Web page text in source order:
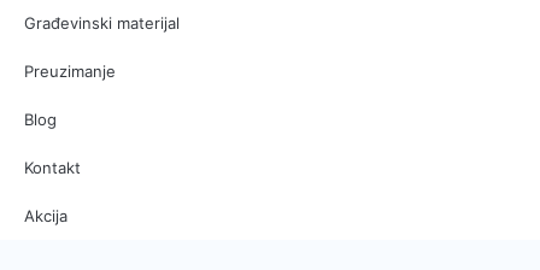
Građevinski materijal
Preuzimanje
Blog
Kontakt
Akcija